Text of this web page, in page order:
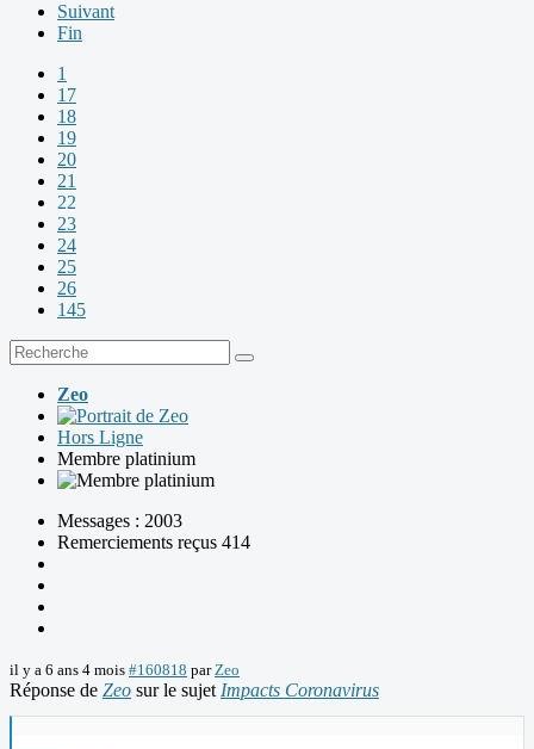
Suivant
Fin
1
17
18
19
20
21
22
23
24
25
26
145
Zeo
Hors Ligne
Membre platinium
Messages : 2003
Remerciements reçus 414
il y a 6 ans 4 mois #160818 parZeo
Réponse de Zeo sur le sujet Impacts Coronavirus